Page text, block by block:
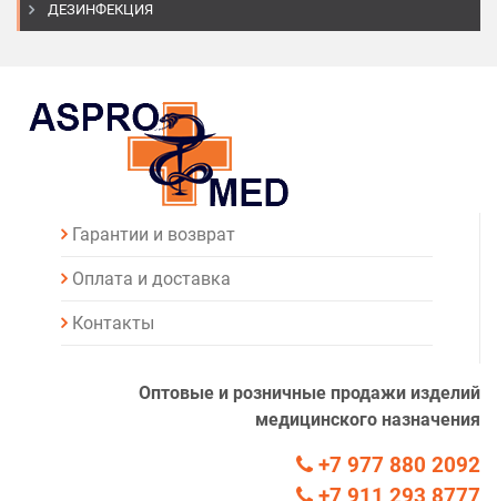
ДЕЗИНФЕКЦИЯ
Гарантии и возврат
Оплата и доставка
Контакты
Оптовые и розничные продажи изделий
медицинского назначения
+7 977 880 2092